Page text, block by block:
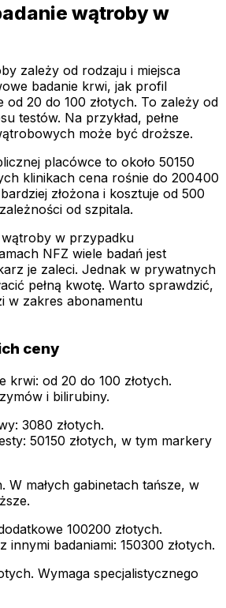
wątroby w
zależy od rodzaju i miejsca
badanie krwi, jak profil
20 do 100 złotych. To zależy od
testów. Na przykład, pełne
może być droższe.
placówce to około 50150
klinikach cena rośnie do 200400
złożona i kosztuje od 500
od szpitala.
w przypadku
NFZ wiele badań jest
je zaleci. Jednak w prywatnych
pełną kwotę. Warto sprawdzić,
w zakres abonamentu
ceny
krwi: od 20 do 100 złotych.
i bilirubiny.
3080 złotych.
50150 złotych, w tym markery
W małych gabinetach tańsze, w
100200 złotych.
innymi badaniami: 150300 złotych.
Wymaga specjalistycznego